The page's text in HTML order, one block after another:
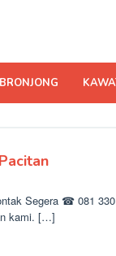
BRONJONG
Segera ☎ 081 330
kami. […]